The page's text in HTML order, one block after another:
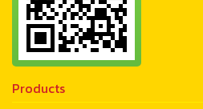
Products